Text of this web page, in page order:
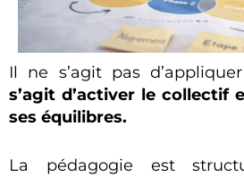
Il ne s’agit pas
s’agit d’activer le collectif
ses équilibres.
La pédagogie est